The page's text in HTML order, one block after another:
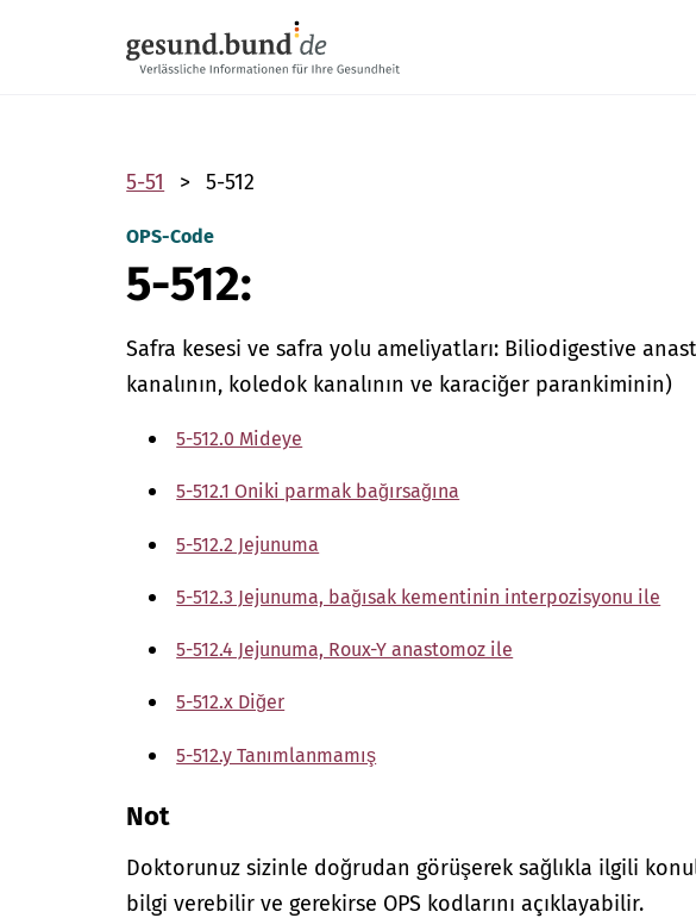
5-51 5-512
OPS-Code
5-512:
Safra kesesi ve safra yolu ameliyatları: Biliodigestive
kanalının, koledok kanalının ve karaciğer parankiminin)
5-512.0 Mideye
5-512.1 Oniki parmak bağırsağına
5-512.2 Jejunuma
5-512.3 Jejunuma, bağısak kementinin interpozisyonu ile
5-512.4 Jejunuma, Roux-Y anastomoz ile
5-512.x Diğer
5-512.y Tanımlanmamış
Not
Doktorunuz sizinle doğrudan görüşerek sağlıkla ilgili
bilgi verebilir ve gerekirse OPS kodlarını açıklayabilir.